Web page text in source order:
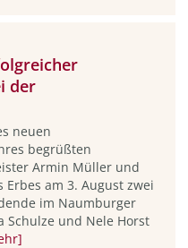
der
neuen
begrüßten
Armin Müller und
am 3. August zwei
im Naumburger
Schulze und Nele Horst